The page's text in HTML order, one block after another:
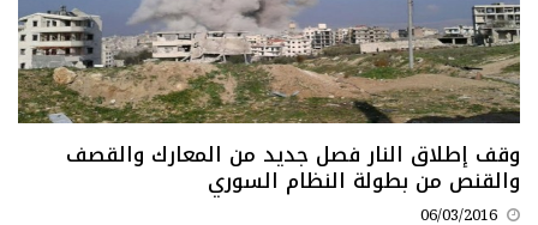
وقف إطلاق النار فصل جديد من المعارك والقصف
والقنص من بطولة النظام السوري
06/03/2016